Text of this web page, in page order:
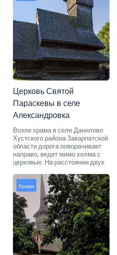
Церковь Святой
Параскевы в селе
Александровка
Возле храма в селе Данилово
Хустского района Закарпатской
области дорога поворачивает
направо, ведет мимо холма с
церковью. На расстоянии двух
Храми